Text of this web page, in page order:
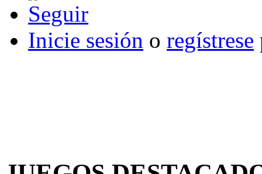
Inicie sesión o regístrese